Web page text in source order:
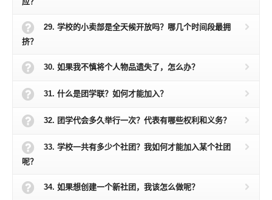
29. 学校的小卖部是全天候开放吗？哪几个时间段最拥
挤？
30. 如果我不慎将个人物品遗失了，怎么办？
31. 什么是团学联？如何才能加入？
32. 团学代会多久举行一次？代表有哪些权利和义务？
33. 学校一共有多少个社团？我如何才能加入某个社团
呢？
34. 如果想创建一个新社团，我该怎么做呢？